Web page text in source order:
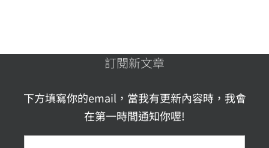
訂閱新文章
下方填寫你的email，當我有更新內容時，我會
在第一時間通知你喔!